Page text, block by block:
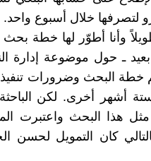
لتصرفها خلال أسبوع واحد.
وأنا أطوّر لها خطة بحث
ـ حول موضوعة إدارة
خطة البحث وضرورات
ستة أشهر أخرى. لكن
مثل هذا البحث واعتبرت
وبالتالي كان التمويل